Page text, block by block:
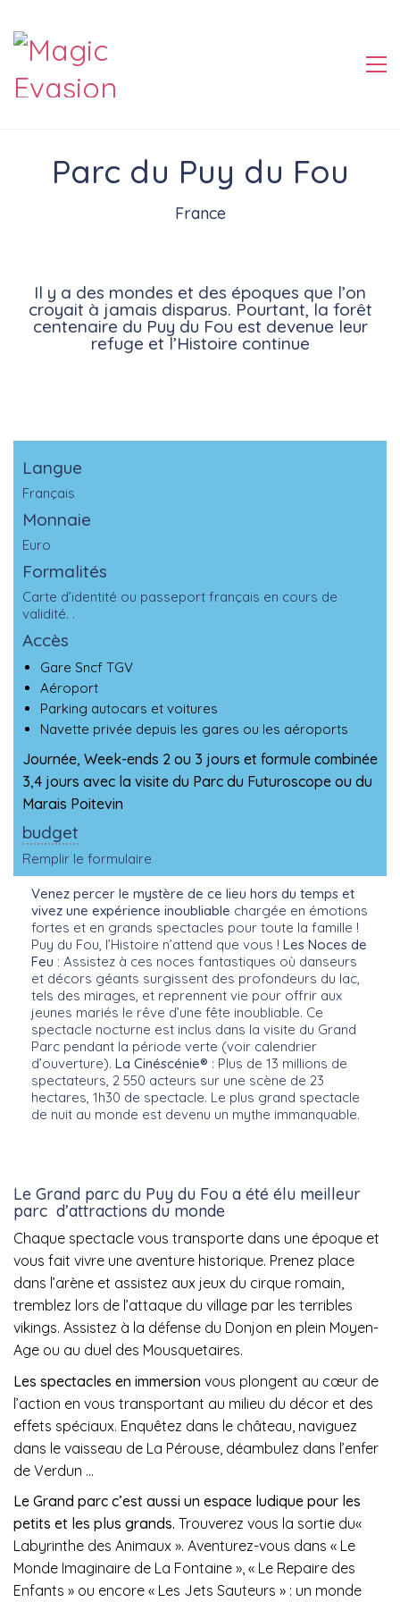
Parc du Puy du Fou
Parc du Puy du Fou
France
Il y a des mondes et des époques que l’on
croyait à jamais disparus. Pourtant, la forêt
centenaire du Puy du Fou est devenue leur
refuge et l’Histoire continue
Langue
Français
Monnaie
Euro
Formalités
Carte d’identité ou passeport français en cours de
validité. .
Accès
Gare Sncf TGV
Aéroport
Parking autocars et voitures
Navette privée depuis les gares ou les aéroports
Journée, Week-ends 2 ou 3 jours et formule combinée
3,4 jours avec la visite du Parc du Futuroscope ou du
Marais Poitevin
budget
Remplir le formulaire
Venez percer le mystère de ce lieu hors du temps et
vivez une expérience inoubliable chargée en émotions
fortes et en grands spectacles pour toute la famille !
Puy du Fou, l’Histoire n’attend que vous ! Les Noces de
Feu : Assistez à ces noces fantastiques où danseurs
et décors géants surgissent des profondeurs du lac,
tels des mirages, et reprennent vie pour offrir aux
jeunes mariés le rêve d’une fête inoubliable. Ce
spectacle nocturne est inclus dans la visite du Grand
Parc pendant la période verte (voir calendrier
d’ouverture). La Cinéscénie® : Plus de 13 millions de
spectateurs, 2 550 acteurs sur une scène de 23
hectares, 1h30 de spectacle. Le plus grand spectacle
de nuit au monde est devenu un mythe immanquable.
Le Grand parc du Puy du Fou a été élu meilleur
parc d’attractions du monde
Chaque spectacle vous transporte dans une époque et
vous fait vivre une aventure historique. Prenez place
dans l’arène et assistez aux jeux du cirque romain,
tremblez lors de l’attaque du village par les terribles
vikings. Assistez à la défense du Donjon en plein Moyen-
Age ou au duel des Mousquetaires.
Les spectacles en immersion vous plongent au cœur de
l’action en vous transportant au milieu du décor et des
effets spéciaux. Enquêtez dans le château, naviguez
dans le vaisseau de La Pérouse, déambulez dans l’enfer
de Verdun …
Le Grand parc c’est aussi un espace ludique pour les
petits et les plus grands. Trouverez vous la sortie du«
Labyrinthe des Animaux ». Aventurez-vous dans « Le
Monde Imaginaire de La Fontaine », « Le Repaire des
Enfants » ou encore « Les Jets Sauteurs » : un monde